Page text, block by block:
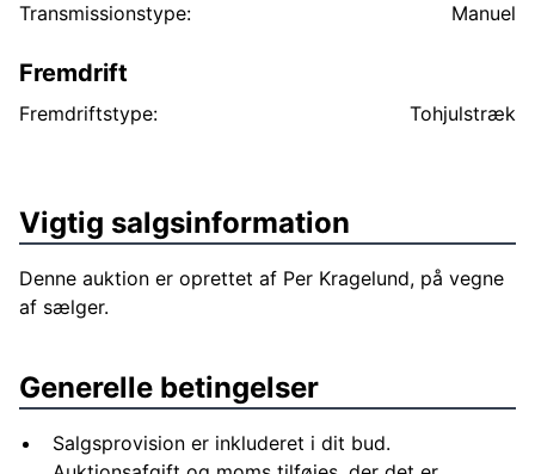
Transmissionstype: Manuel
Fremdrift
Fremdriftstype: Tohjulstræk
Vigtig salgsinformation
Denne auktion er oprettet af Per Kragelund, på vegne
af sælger.
Generelle betingelser
Salgsprovision er inkluderet i dit bud.